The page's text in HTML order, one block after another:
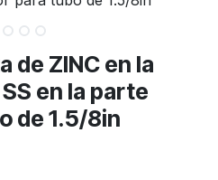
de ZINC en la
en la parte
de 1.5/8in